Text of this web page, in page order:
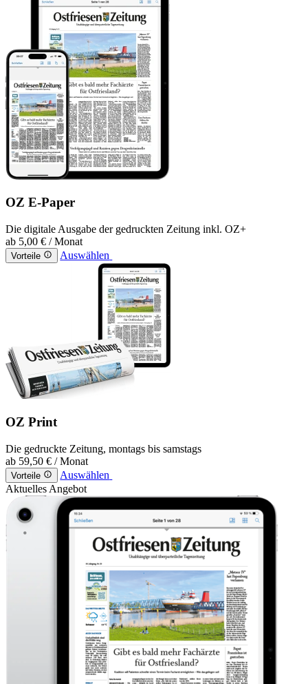
OZ E-Paper
Die digitale Ausgabe der gedruckten Zeitung inkl. OZ+
ab 5,00 € / Monat
Vorteile Auswählen
OZ Print
Die gedruckte Zeitung, montags bis samstags
ab 59,50 € / Monat
Vorteile
Auswählen
Aktuelles Angebot